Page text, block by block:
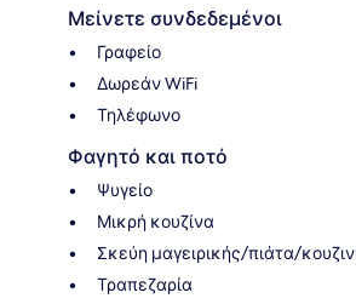
Μείνετε συνδεδεμένοι
Γραφείο
Δωρεάν WiFi
Τηλέφωνο
Φαγητό και ποτό
Ψυγείο
Μικρή κουζίνα
Σκεύη μαγειρικής/πιάτα/
Τραπεζαρία